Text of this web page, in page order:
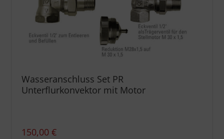
Wasseranschluss Set PR
Unterflurkonvektor mit Motor
150,00€